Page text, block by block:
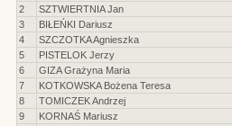
2
SZTWIERTNIA Jan
3
BIŁEŃKI Dariusz
4
SZCZOTKA Agnieszka
5
PISTELOK Jerzy
6
GIZA Grażyna Maria
7
KOTKOWSKA Bożena Teresa
8
TOMICZEK Andrzej
9
KORNAŚ Mariusz